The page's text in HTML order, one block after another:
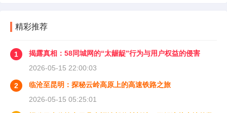
精彩推荐
1
揭露真相：58同城网的“太龌龊”行为与用户权益的侵害
2026-05-15 22:00:03
2
临沧至昆明：探秘云岭高原上的高速铁路之旅
2026-05-15 05:25:01